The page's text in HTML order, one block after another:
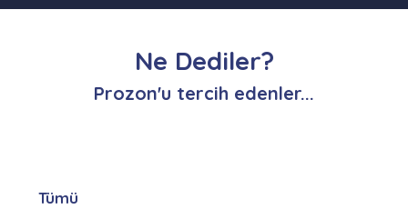
Ne Dediler?
Prozon'u tercih edenler...
Tümü